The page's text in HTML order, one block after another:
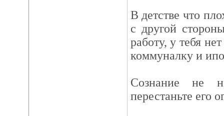
В детстве что
с другой
работу, у тебя
коммуналку и
Сознание не
перестаньте его